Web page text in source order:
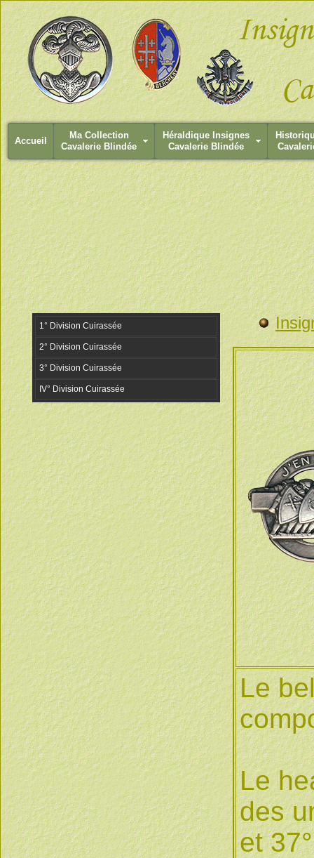
Accueil
Ma Collection
Cavalerie Blindée
Héraldique Insignes
Cavalerie Blindée
Le
Le
des
et